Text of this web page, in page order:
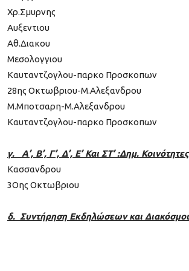
Χρ.Σμυρνης
Αυξεντιου
Αθ.Διακου
Μεσολογγιου
Καυταντζογλου-παρκο Προσκοπων
28ης Οκτωβριου-Μ.Αλεξανδρου
Μ.Μποτσαρη-Μ.Αλεξανδρου
Καυταντζογλου-παρκο Προσκοπων
γ. Α’, Β’, Γ’, Δ’, Ε’ Και ΣΤ’ :Δημ.
Κασσανδρου
3Oης Οκτωβριου
δ. Συντήρηση Εκδηλώσεων και